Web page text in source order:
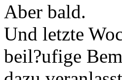
Aber bald.
Und letzte
beil?ufige